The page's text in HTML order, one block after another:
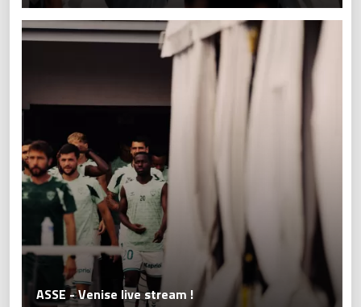
ASSE - Venise live stream !